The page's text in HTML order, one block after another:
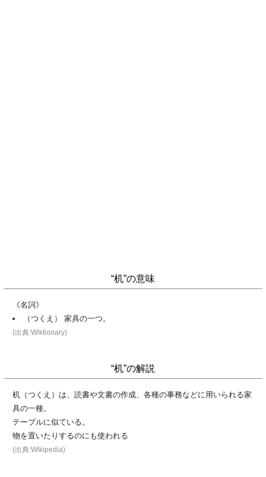
“机”の意味
《名詞》
（つくえ） 家具の一つ。
(出典:Wiktionary)
“机”の解説
机（つくえ）は、読書や文書の作成、各種の事務などに用いられる家
具の一種。
テーブルに似ている。
物を置いたりするのにも使われる
(出典:Wikipedia)